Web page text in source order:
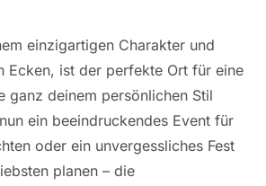
einzigartigen Charakter und
Ecken, ist der perfekte Ort für eine
ganz deinem persönlichen Stil
ein beeindruckendes Event für
oder ein unvergessliches Fest
planen – die